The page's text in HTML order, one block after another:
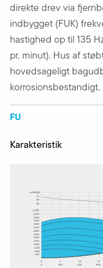
direkte drev via
indbygget (FUK)
hastighed op til 135
pr. minut). Hus af
hovedsageligt
korrosionsbestandigt.
FU
Karakteristik